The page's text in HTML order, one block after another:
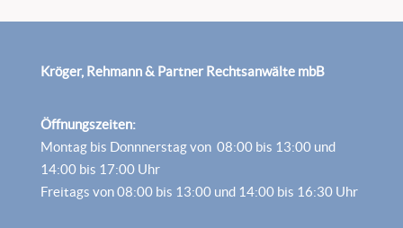
Kröger, Rehmann & Partner Rechtsanwälte mbB
Öffnungszeiten:
Montag bis Donnnerstag von 08:00 bis 13:00 und
14:00 bis 17:00 Uhr
Freitags von 08:00 bis 13:00 und 14:00 bis 16:30 Uhr